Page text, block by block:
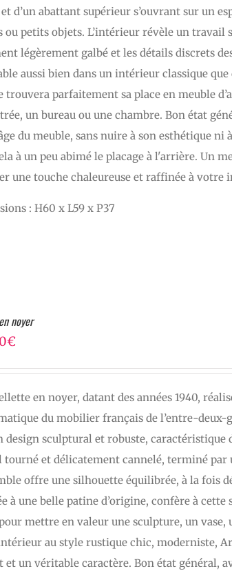
d’un abattant supérieur s’ouvrant sur un
ou petits objets. L’intérieur révèle un travail
légèrement galbé et les détails discrets
aussi bien dans un intérieur classique
trouvera parfaitement sa place en meuble
un bureau ou une chambre. Bon état
du meuble, sans nuire à son esthétique
à un peu abimé le placage à l'arrière. Un
une touche chaleureuse et raffinée à votre
: H60 x L59 x P37
noyer
€
en noyer, datant des années 1940,
du mobilier français de l’entre-deux-
design sculptural et robuste,
tourné et délicatement cannelé, terminé par
offre une silhouette équilibrée, à la fois
à une belle patine d’origine, confère à
mettre en valeur une sculpture, un
au style rustique chic, moderniste,
et un véritable caractère. Bon état général,